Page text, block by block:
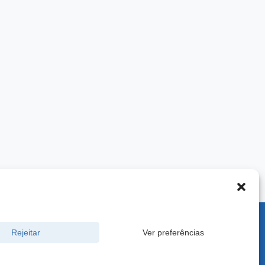
Rejeitar Ver preferências
-